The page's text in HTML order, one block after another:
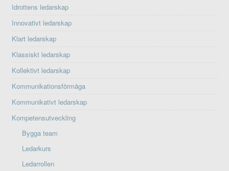
Idrottens ledarskap
Innovativt ledarskap
Klart ledarskap
Klassiskt ledarskap
Kollektivt ledarskap
Kommunikationsförmåga
Kommunikativt ledarskap
Kompetensutveckling
Bygga team
Ledarkurs
Ledarrollen